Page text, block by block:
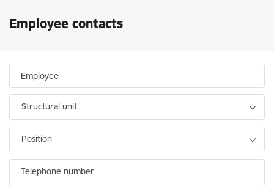
Employee contacts
Employee
Structural unit
Position
Telephone number